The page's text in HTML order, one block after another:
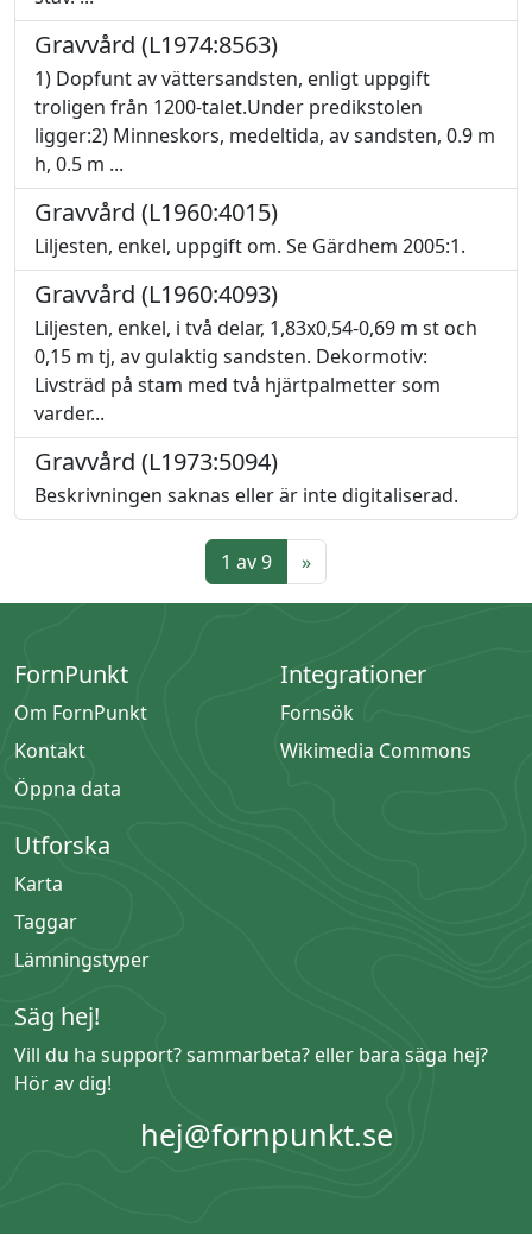
Gravvård (L1974:8563)
1) Dopfunt av vättersandsten, enligt uppgift
troligen från 1200-talet.Under predikstolen
ligger:2) Minneskors, medeltida, av sandsten, 0.9 m
h, 0.5 m ...
Gravvård (L1960:4015)
Liljesten, enkel, uppgift om. Se Gärdhem 2005:1.
Gravvård (L1960:4093)
Liljesten, enkel, i två delar, 1,83x0,54-0,69 m st och
0,15 m tj, av gulaktig sandsten. Dekormotiv:
Livsträd på stam med två hjärtpalmetter som
varder...
Gravvård (L1973:5094)
Beskrivningen saknas eller är inte digitaliserad.
1 av 9 »
FornPunkt
Om FornPunkt
Kontakt
Öppna data
Integrationer
Fornsök
Wikimedia Commons
Utforska
Karta
Taggar
Lämningstyper
Säg hej!
Vill du ha support? sammarbeta? eller bara säga hej?
Hör av dig!
hej@fornpunkt.se